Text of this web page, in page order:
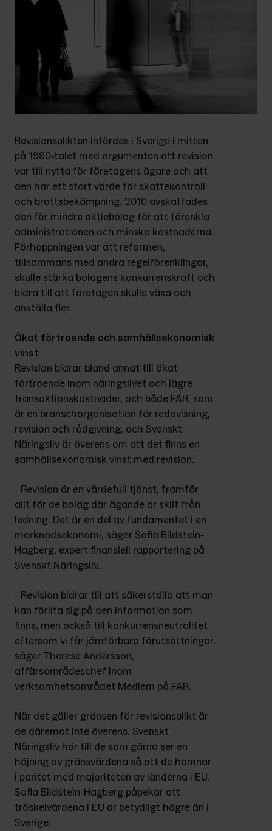
Revisionsplikten infördes i Sverige i mitten
på 1980-talet med argumenten att revision
var till nytta för företagens ägare och att
den har ett stort värde för skattekontroll
och brottsbekämpning. 2010 avskaffades
den för mindre aktiebolag för att förenkla
administrationen och minska kostnaderna.
Förhoppningen var att reformen,
tillsammans med andra regelförenklingar,
skulle stärka bolagens konkurrenskraft och
bidra till att företagen skulle växa och
anställa fler.
Ökat förtroende och samhällsekonomisk
vinst
Revision bidrar bland annat till ökat
förtroende inom näringslivet och lägre
transaktionskostnader, och både FAR, som
är en branschorganisation för redovisning,
revision och rådgivning, och Svenskt
Näringsliv är överens om att det finns en
samhällsekonomisk vinst med revision.
- Revision är en värdefull tjänst, framför
allt för de bolag där ägande är skilt från
ledning. Det är en del av fundamentet i en
marknadsekonomi, säger Sofia Bildstein-
Hagberg, expert finansiell rapportering på
Svenskt Näringsliv.
- Revision bidrar till att säkerställa att man
kan förlita sig på den information som
finns, men också till konkurrensneutralitet
eftersom vi får jämförbara förutsättningar,
säger Therese Andersson,
affärsområdeschef inom
verksamhetsområdet Medlem på FAR.
När det gäller gränsen för revisionsplikt är
de däremot inte överens. Svenskt
Näringsliv hör till de som gärna ser en
höjning av gränsvärdena så att de hamnar
i paritet med majoriteten av länderna i EU.
Sofia Bildstein-Hagberg påpekar att
tröskelvärdena i EU är betydligt högre än i
Sverige: